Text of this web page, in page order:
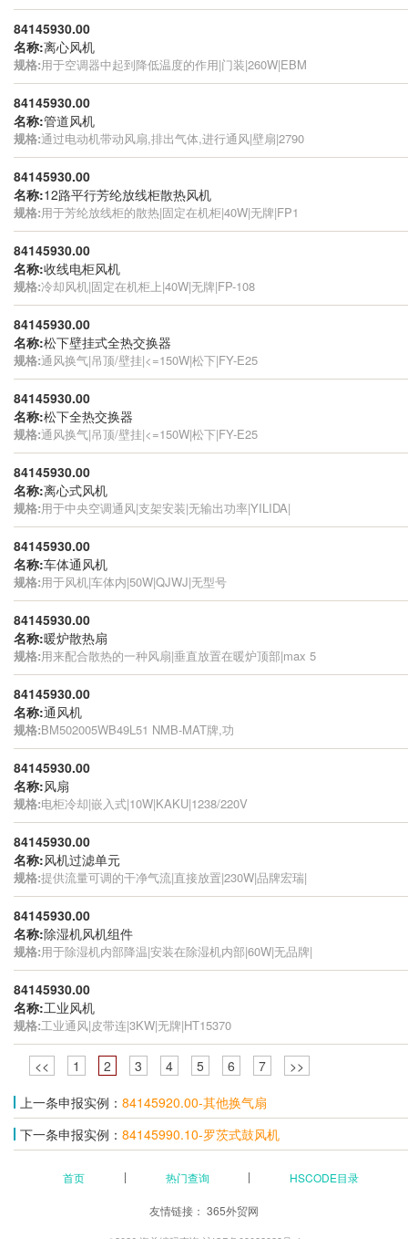
84145930.00
名称:离心风机
规格:用于空调器中起到降低温度的作用|门装|260W|EBM
84145930.00
名称:管道风机
规格:通过电动机带动风扇,排出气体,进行通风|壁扇|2790
84145930.00
名称:12路平行芳纶放线柜散热风机
规格:用于芳纶放线柜的散热|固定在机柜|40W|无牌|FP1
84145930.00
名称:收线电柜风机
规格:冷却风机|固定在机柜上|40W|无牌|FP-108
84145930.00
名称:松下壁挂式全热交换器
规格:通风换气|吊顶/壁挂|<=150W|松下|FY-E25
84145930.00
名称:松下全热交换器
规格:通风换气|吊顶/壁挂|<=150W|松下|FY-E25
84145930.00
名称:离心式风机
规格:用于中央空调通风|支架安装|无输出功率|YILIDA|
84145930.00
名称:车体通风机
规格:用于风机|车体内|50W|QJWJ|无型号
84145930.00
名称:暖炉散热扇
规格:用来配合散热的一种风扇|垂直放置在暖炉顶部|max 5
84145930.00
名称:通风机
规格:BM502005WB49L51 NMB-MAT牌,功
84145930.00
名称:风扇
规格:电柜冷却|嵌入式|10W|KAKU|1238/220V
84145930.00
名称:风机过滤单元
规格:提供流量可调的干净气流|直接放置|230W|品牌宏瑞|
84145930.00
名称:除湿机风机组件
规格:用于除湿机内部降温|安装在除湿机内部|60W|无品牌|
84145930.00
名称:工业风机
规格:工业通风|皮带连|3KW|无牌|HT15370
<< 1 2 3 4 5 6 7
>>
上一条申报实例： 84145920.00-其他换气扇
下一条申报实例： 84145990.10-罗茨式鼓风机
首页 热门查询 HSCODE目录
友情链接： 365外贸网